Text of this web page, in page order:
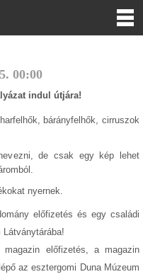
5. 00:00
indul útjára!
bárányfelhők, cirruszok
de csak egy kép lehet
nyernek.
előfizetés és egy családi
Látványtárába!
előfizetés, a magazin
az esztergomi Duna Múzeum